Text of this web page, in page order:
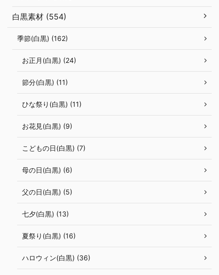
白黒素材 (554)
季節(白黒) (162)
お正月(白黒) (24)
節分(白黒) (11)
ひな祭り(白黒) (11)
お花見(白黒) (9)
こどもの日(白黒) (7)
母の日(白黒) (6)
父の日(白黒) (5)
七夕(白黒) (13)
夏祭り(白黒) (16)
ハロウィン(白黒) (36)